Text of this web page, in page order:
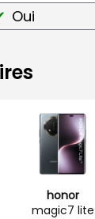
Oui
honor
magic7 lite